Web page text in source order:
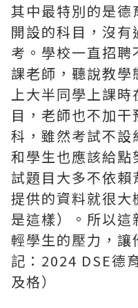
其中最特別的是
開設的科目，沒
考。學校一直招
課老師，聽說教學
上大半同學上課時
目，老師也不加
科，雖然考試不設
和學生也應該給點
試題目大多不依
提供的資料就很
是這樣）。所以
輕學生的壓力，讓
記：2024 DSE德
及格）